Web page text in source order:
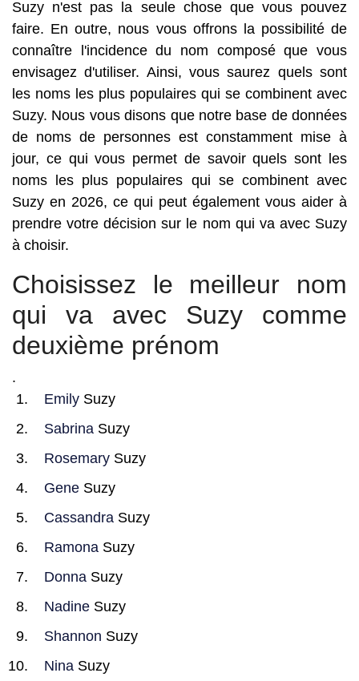
Suzy n'est pas la seule chose que vous pouvez
faire. En outre, nous vous offrons la possibilité de
connaître l'incidence du nom composé que vous
envisagez d'utiliser. Ainsi, vous saurez quels sont
les noms les plus populaires qui se combinent avec
Suzy. Nous vous disons que notre base de données
de noms de personnes est constamment mise à
jour, ce qui vous permet de savoir quels sont les
noms les plus populaires qui se combinent avec
Suzy en 2026, ce qui peut également vous aider à
prendre votre décision sur le nom qui va avec Suzy
à choisir.
Choisissez le meilleur nom
qui va avec Suzy comme
deuxième prénom
.
Emily Suzy
Sabrina Suzy
Rosemary Suzy
Gene Suzy
Cassandra Suzy
Ramona Suzy
Donna Suzy
Nadine Suzy
Shannon Suzy
Nina Suzy